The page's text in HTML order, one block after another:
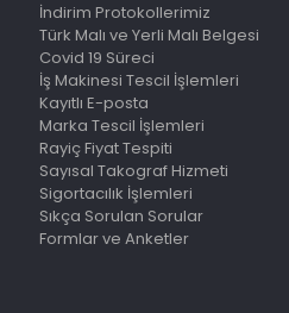
İndirim Protokollerimiz
Türk Malı ve Yerli Malı Belgesi
Covid 19 Süreci
İş Makinesi Tescil İşlemleri
Kayıtlı E-posta
Marka Tescil İşlemleri
Rayiç Fiyat Tespiti
Sayısal Takograf Hizmeti
Sigortacılık İşlemleri
Sıkça Sorulan Sorular
Formlar ve Anketler